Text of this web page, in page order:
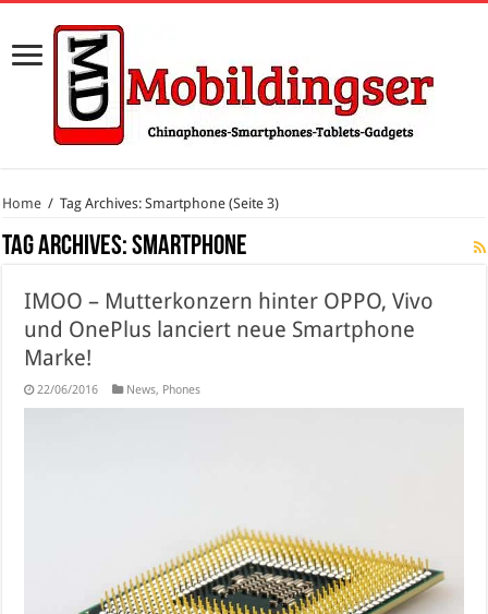
Home / Tag Archives: Smartphone (Seite 3)
Tag Archives:Smartphone
IMOO – Mutterkonzern hinter OPPO, Vivo
und OnePlus lanciert neue Smartphone
Marke!
22/06/2016 News, Phones